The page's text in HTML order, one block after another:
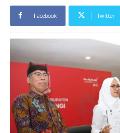
Facebook Twitter